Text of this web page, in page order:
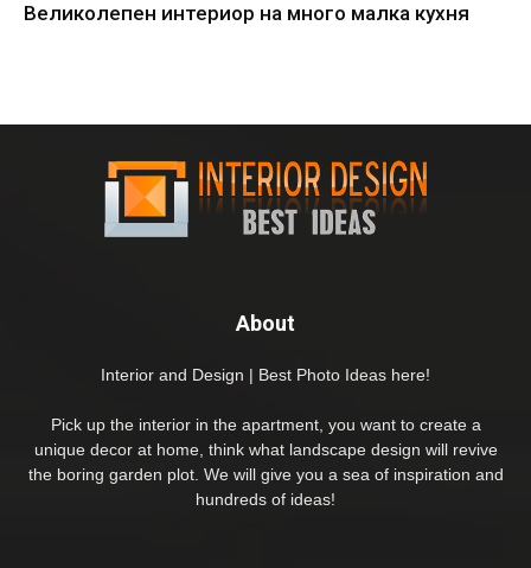
Великолепен интериор на много малка кухня
About
Interior and Design | Best Photo Ideas here!
Pick up the interior in the apartment, you want to create a
unique decor at home, think what landscape design will revive
the boring garden plot. We will give you a sea of inspiration and
hundreds of ideas!